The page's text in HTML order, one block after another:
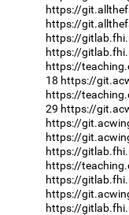
https://
https://
https://
https://
https://
18 https://
https://
29 https://
https://
https://
https://
https://
https://
https://
https://